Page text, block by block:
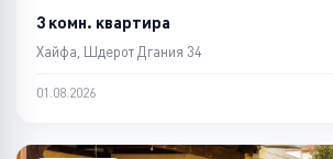
3 комн. квартира
Хайфа, Шдерот Дгания 34
01.08.2026